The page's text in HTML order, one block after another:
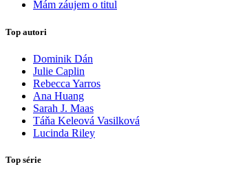
Mám záujem o titul
Top autori
Dominik Dán
Julie Caplin
Rebecca Yarros
Ana Huang
Sarah J. Maas
Táňa Keleová Vasilková
Lucinda Riley
Top série